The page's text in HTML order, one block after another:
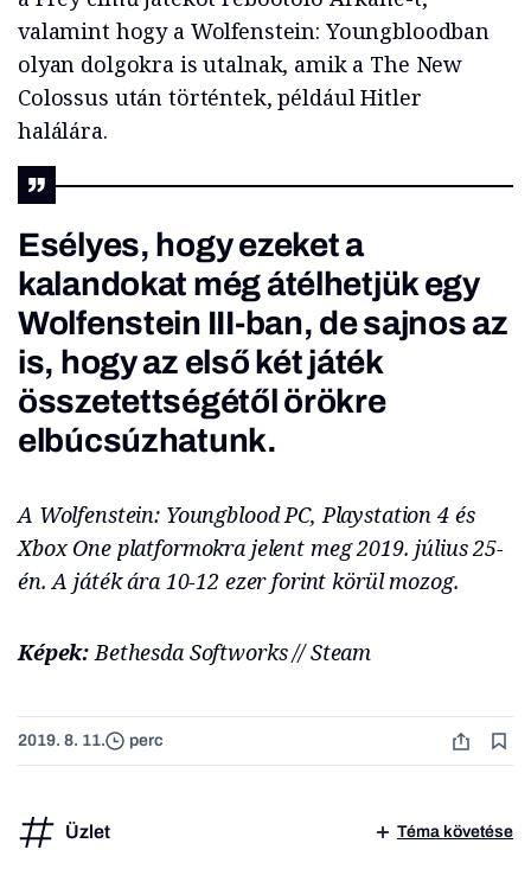
valamint hogy a Wolfenstein: Youngbloodban
olyan dolgokra is utalnak, amik a The New
Colossus után történtek, például Hitler
halálára.
Esélyes, hogy ezeket a
kalandokat még átélhetjük egy
Wolfenstein III-ban, de sajnos az
is, hogy az első két játék
összetettségétől örökre
elbúcsúzhatunk.
A Wolfenstein: Youngblood PC, Playstation 4 és
Xbox One platformokra jelent meg 2019. július 25-
én. A játék ára 10-12 ezer forint körül mozog.
Képek: Bethesda Softworks // Steam
2019. 8. 11. perc
Üzlet Téma követése